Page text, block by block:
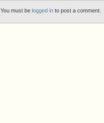
You must be logged in to post a comment.